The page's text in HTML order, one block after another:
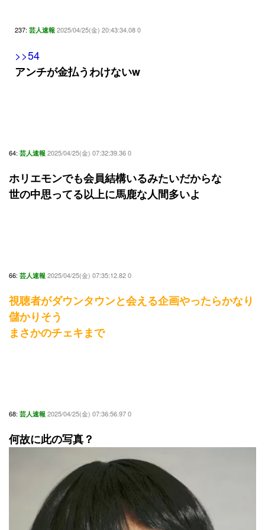
237: 芸人速報 2025/04/25(金) 20:43:34.08 0
>>54
アンチが金払うわけないw
64: 芸人速報 2025/04/25(金) 07:32:39.36 0
ホリエモンでも会員結構いるみたいだからな
世の中思ってる以上に馬鹿な人間多いよ
66: 芸人速報 2025/04/25(金) 07:35:12.82 0
視聴者がダウンタウンと会える企画やったらかなり
儲かりそう
まさかのチェキまで
68: 芸人速報 2025/04/25(金) 07:36:56.97 0
何故に此の写真？